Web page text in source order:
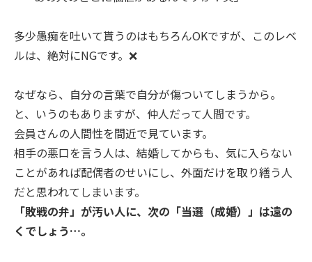
多少愚痴を吐いて貰うのはもちろんOKですが、このレベ
ルは、絶対にNGです。❌
なぜなら、自分の言葉で自分が傷ついてしまうから。
と、いうのもありますが、仲人だって人間です。
会員さんの人間性を間近で見ています。
相手の悪口を言う人は、結婚してからも、気に入らない
ことがあれば配偶者のせいにし、外面だけを取り繕う人
だと思われてしまいます。
「敗戦の弁」が汚い人に、次の「当選（成婚）」は遠の
くでしょう…。